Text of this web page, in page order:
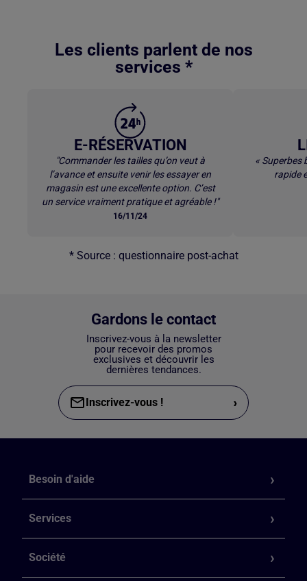
Les clients parlent de nos
services *
E-RÉSERVATION
"Commander les tailles qu’on veut à
l’avance et ensuite venir les essayer en
magasin est une excellente option. C’est
un service vraiment pratique et agréable !"
16/11/24
« Superbes
rapide
* Source : questionnaire post-achat
Gardons le contact
Inscrivez-vous à la newsletter
pour recevoir des promos
exclusives et découvrir les
dernières tendances.
Inscrivez-vous ! ›
Besoin d'aide
Services
Société